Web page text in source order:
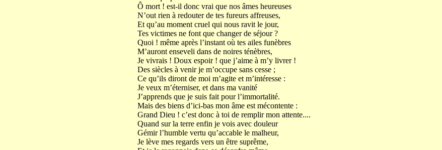
Ô mort ! est-il donc vrai que nos âmes heureuses
N’out rien à redouter de tes fureurs affreuses,
Et qu’au moment cruel qui nous ravit le jour,
Tes victimes ne font que changer de séjour ?
Quoi ! même après l’instant où tes ailes funèbres
M’auront enseveli dans de noires ténèbres,
Je vivrais ! Doux espoir ! que j’aime à m’y livrer !
Des siècles à venir je m’occupe sans cesse ;
Ce qu’ils diront de moi m’agite et m’intéresse :
Je veux m’éterniser, et dans ma vanité
J’apprends que je suis fait pour l’immortalité.
Mais des biens d’ici-bas mon âme est mécontente :
Grand Dieu ! c’est donc à toi de remplir mon attente....
Quand sur la terre enfin je vois avec douleur
Gémir l’humble vertu qu’accable le malheur,
Je lève mes regards vers un être suprême,